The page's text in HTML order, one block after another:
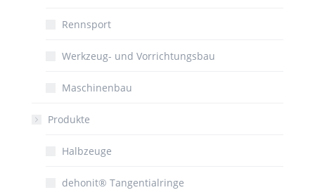
Rennsport
Werkzeug- und Vorrichtungsbau
Maschinenbau
Produkte
Halbzeuge
dehonit® Tangentialringe